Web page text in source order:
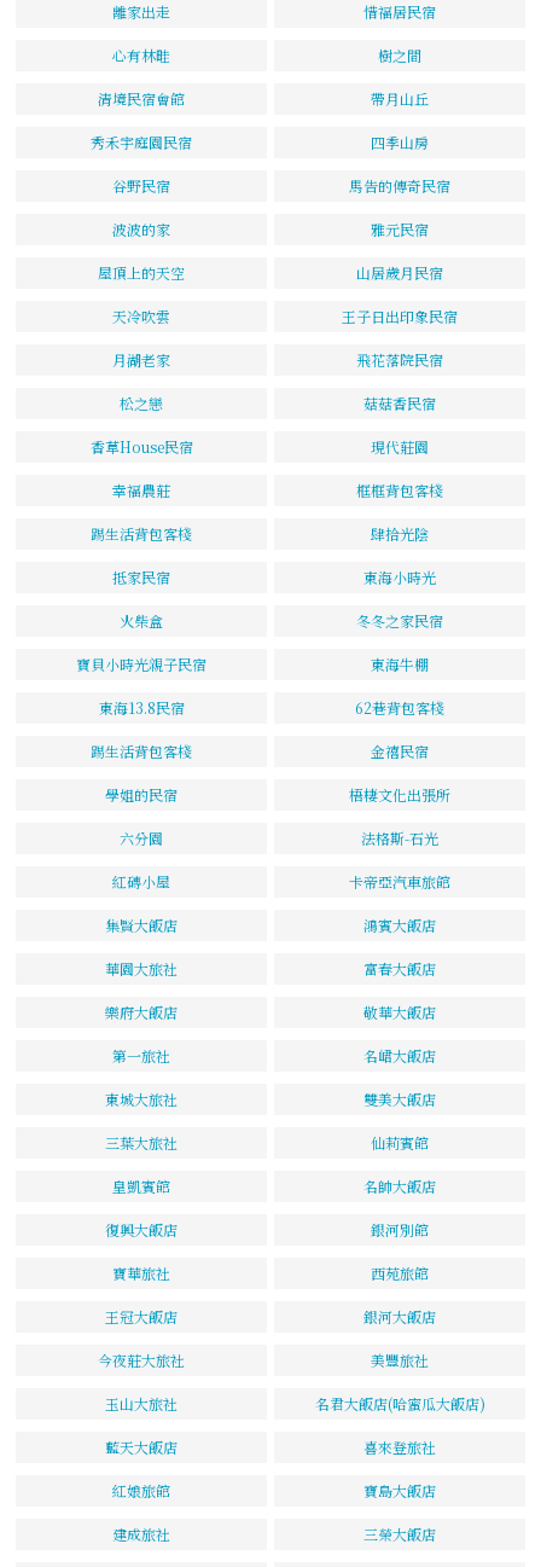
離家出走 惜福居民宿
心有林畦 樹之間
清境民宿會館 帶月山丘
秀禾宇庭園民宿 四季山房
谷野民宿 馬告的傳奇民宿
波波的家 雅元民宿
屋頂上的天空 山居歲月民宿
天冷吹雲 王子日出印象民宿
月湖老家 飛花落院民宿
松之戀 菇菇香民宿
香草House民宿 現代莊園
幸福農莊 框框背包客棧
踢生活背包客棧 肆拾光陰
抵家民宿 東海小時光
火柴盒 冬冬之家民宿
寶貝小時光親子民宿 東海牛棚
東海13.8民宿 62巷背包客棧
踢生活背包客棧 金禧民宿
學姐的民宿 梧棲文化出張所
六分園 法格斯-石光
紅磚小屋 卡帝亞汽車旅館
集賢大飯店 鴻賓大飯店
華園大旅社 富春大飯店
樂府大飯店 敬華大飯店
第一旅社 名峮大飯店
東城大旅社 雙美大飯店
三葉大旅社 仙莉賓館
皇凱賓館 名帥大飯店
復興大飯店 銀河別館
寶華旅社 西苑旅館
王冠大飯店 銀河大飯店
今夜莊大旅社 美豐旅社
玉山大旅社 名君大飯店(哈蜜瓜大飯店)
藍天大飯店 喜來登旅社
紅娘旅館 寶島大飯店
建成旅社 三榮大飯店